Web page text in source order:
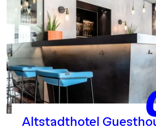
Altstadthotel